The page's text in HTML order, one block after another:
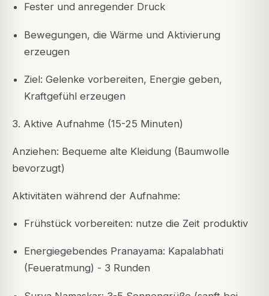
Fester und anregender Druck
Bewegungen, die Wärme und Aktivierung
erzeugen
Ziel: Gelenke vorbereiten, Energie geben,
Kraftgefühl erzeugen
3. Aktive Aufnahme (15-25 Minuten)
Anziehen: Bequeme alte Kleidung (Baumwolle
bevorzugt)
Aktivitäten während der Aufnahme:
Frühstück vorbereiten: nutze die Zeit produktiv
Energiegebendes Pranayama: Kapalabhati
(Feueratmung) - 3 Runden